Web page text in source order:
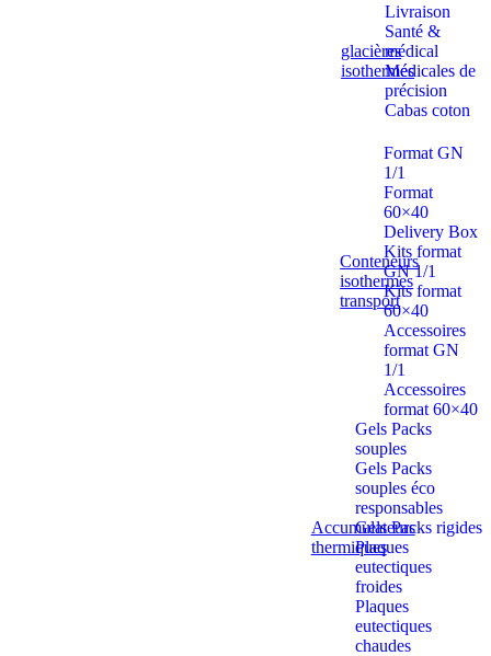
glacières
isothermes
Livraison
Santé &
médical
Médicales de
précision
Cabas coton
Conteneurs
isothermes
transport
Format GN
1/1
Format
60×40
Delivery Box
Kits format
GN 1/1
Kits format
60×40
Accessoires
format GN
1/1
Accessoires
format 60×40
Accumulateurs
thermiques
Gels Packs
souples
Gels Packs
souples éco
responsables
Gels Packs rigides
Plaques
eutectiques
froides
Plaques
eutectiques
chaudes